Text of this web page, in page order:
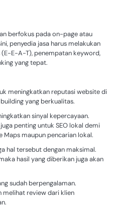
berfokus pada on-page atau
penyedia jasa harus melakukan
E-A-T), penempatan keyword,
yang tepat.
meningkatkan reputasi website di
yang berkualitas.
sinyal kepercayaan.
penting untuk SEO lokal demi
maupun pencarian lokal.
hal tersebut dengan maksimal.
hasil yang diberikan juga akan
sudah berpengalaman.
review dari klien